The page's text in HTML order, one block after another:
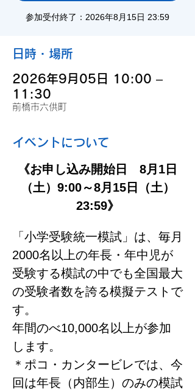
参加受付終了：2026年8月15日 23:59
日時・場所
2026年9月05日 10:00 –
11:30
前橋市六供町
イベントについて
《お申し込み開始日　8月1日
（土）9:00～8月15日（土）
23:59》
「小学受験統一模試」は、毎月
2000名以上の年長・年中児が
受験する模試の中でも全国最大
の受験者数を誇る模擬テストで
す。
年間のべ10,000名以上が参加
します。
＊ポコ・カンタービレでは、今
回は年長（内部生）のみの模試